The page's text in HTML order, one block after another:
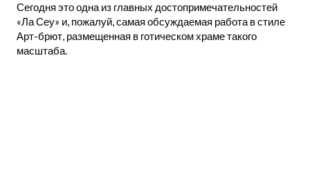
Сегодня это одна из главных достопримечательностей
«Ла Сеу» и, пожалуй, самая обсуждаемая работа в стиле
Арт-брют, размещенная в готическом храме такого
масштаба.